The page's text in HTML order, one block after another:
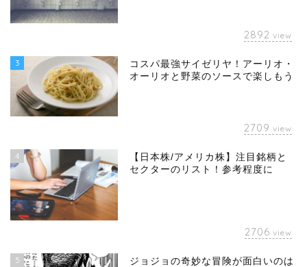
2892 view
3
コスパ最強サイゼリヤ！アーリオ・
オーリオと野菜のソースで楽しもう
2709 view
4
【日本株/アメリカ株】注目銘柄と
セクターのリスト！参考程度に
2706 view
5
ジョジョの奇妙な冒険が面白いのは